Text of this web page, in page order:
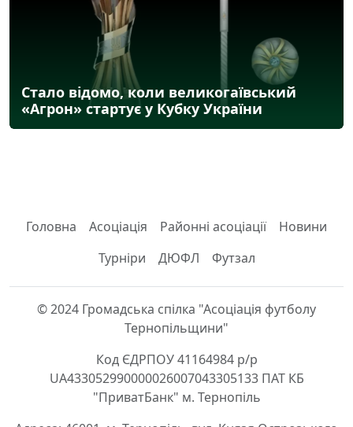
Стало відомо, коли великогаївський
«Агрон» стартує у Кубку України
Головна Асоціація Районні асоціації
Новини
Турніри
ДЮФЛ Футзал
© 2024 Громадська спілка "Асоціація футболу
Тернопільщини"
Код ЄДРПОУ 41164984 р/р
UA433052990000026007043305133 ПАТ КБ
"ПриватБанк" м. Тернопіль